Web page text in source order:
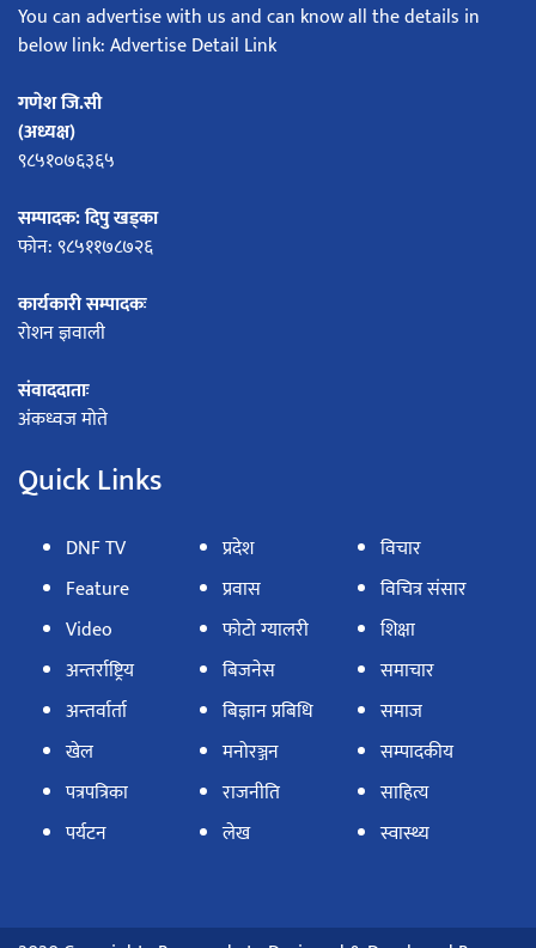
You can advertise with us and can know all the details in
below link: Advertise Detail Link
गणेश जि.सी
(अध्यक्ष)
९८५१०७६३६५
सम्पादक: दिपु खड्का
फोन: ९८५११७८७२६
कार्यकारी सम्पादकः
रोशन ज्ञवाली
संवाददाताः
अंकध्वज मोते
Quick Links
DNF TV
Feature
Video
अन्तर्राष्ट्रिय
अन्तर्वार्ता
खेल
पत्रपत्रिका
पर्यटन
प्रदेश
प्रवास
फोटो ग्यालरी
बिजनेस
बिज्ञान प्रबिधि
मनोरञ्जन
राजनीति
लेख
विचार
विचित्र संसार
शिक्षा
समाचार
समाज
सम्पादकीय
साहित्य
स्वास्थ्य